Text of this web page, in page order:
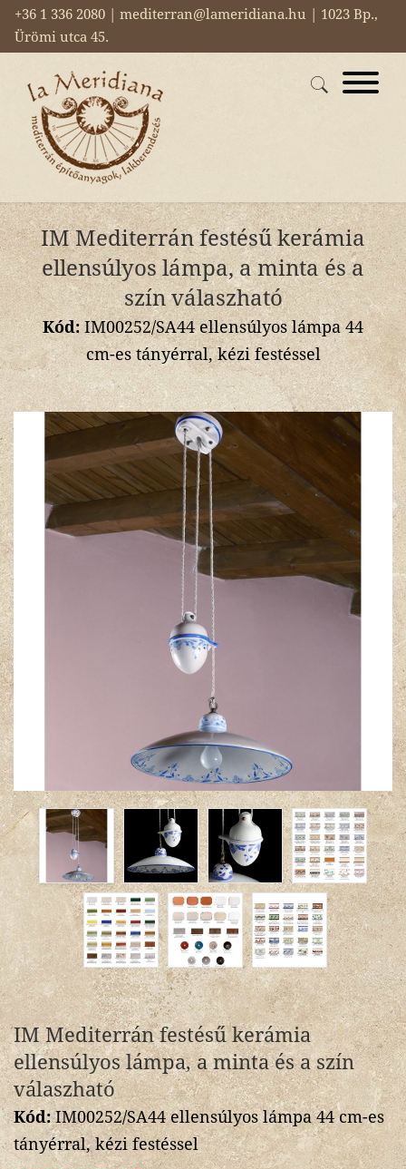
+36 1 336 2080 | mediterran@lameridiana.hu | 1023 Bp.,
Ürömi utca 45.
IM Mediterrán festésű kerámia
ellensúlyos lámpa, a minta és a
szín válaszható
Kód: IM00252/SA44 ellensúlyos lámpa 44
cm-es tányérral, kézi festéssel
IM Mediterrán festésű kerámia
ellensúlyos lámpa, a minta és a szín
válaszható
Kód:IM00252/SA44 ellensúlyos lámpa 44 cm-es
tányérral, kézi festéssel